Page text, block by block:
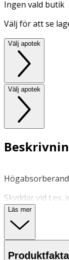
Ingen vald butik
Välj för att se
Välj apotek
Välj apotek
Skyddar vid
stomiläckage.
Även bra att ta
Läs mer
Produktfakta